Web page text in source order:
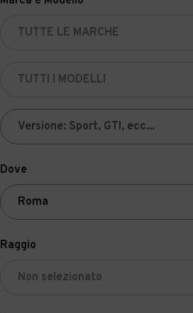
Dove
Raggio